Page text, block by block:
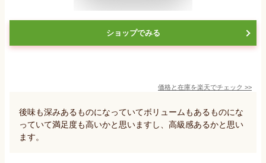
ショップでみる
価格と在庫を楽天でチェック >>
後味も深みあるものになっていてボリュームもあるものにな
っていて満足度も高いかと思いますし、高級感あるかと思い
ます。